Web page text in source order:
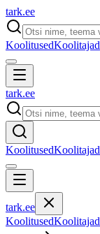
tark.ee
KoolitusedKoolitajad
tark.ee
KoolitusedKoolitajad
tark.ee
KoolitusedKoolitajad